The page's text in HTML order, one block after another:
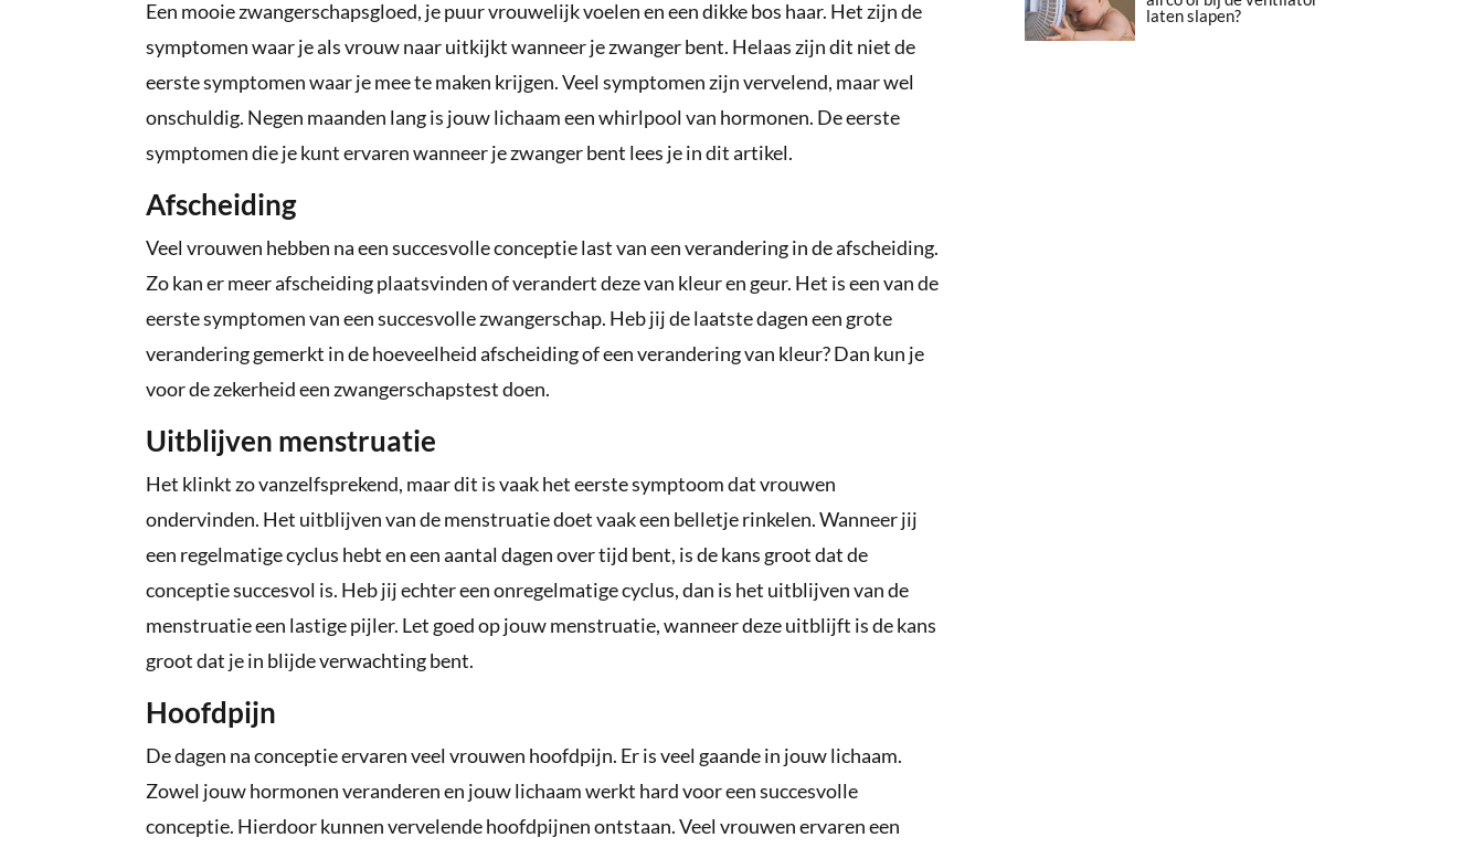
Een mooie zwangerschapsgloed, je puur vrouwelijk voelen en een dikke bos haar. Het zijn de
symptomen waar je als vrouw naar uitkijkt wanneer je zwanger bent. Helaas zijn dit niet de
eerste symptomen waar je mee te maken krijgen. Veel symptomen zijn vervelend, maar wel
onschuldig. Negen maanden lang is jouw lichaam een whirlpool van hormonen. De eerste
symptomen die je kunt ervaren wanneer je zwanger bent lees je in dit artikel.
Afscheiding
Veel vrouwen hebben na een succesvolle conceptie last van een verandering in de afscheiding.
Zo kan er meer afscheiding plaatsvinden of verandert deze van kleur en geur. Het is een van de
eerste symptomen van een succesvolle zwangerschap. Heb jij de laatste dagen een grote
verandering gemerkt in de hoeveelheid afscheiding of een verandering van kleur? Dan kun je
voor de zekerheid een zwangerschapstest doen.
Uitblijven menstruatie
Het klinkt zo vanzelfsprekend, maar dit is vaak het eerste symptoom dat vrouwen
ondervinden. Het uitblijven van de menstruatie doet vaak een belletje rinkelen. Wanneer jij
een regelmatige cyclus hebt en een aantal dagen over tijd bent, is de kans groot dat de
conceptie succesvol is. Heb jij echter een onregelmatige cyclus, dan is het uitblijven van de
menstruatie een lastige pijler. Let goed op jouw menstruatie, wanneer deze uitblijft is de kans
groot dat je in blijde verwachting bent.
Hoofdpijn
De dagen na conceptie ervaren veel vrouwen hoofdpijn. Er is veel gaande in jouw lichaam.
Zowel jouw hormonen veranderen en jouw lichaam werkt hard voor een succesvolle
conceptie. Hierdoor kunnen vervelende hoofdpijnen ontstaan. Veel vrouwen ervaren een
laten slapen?